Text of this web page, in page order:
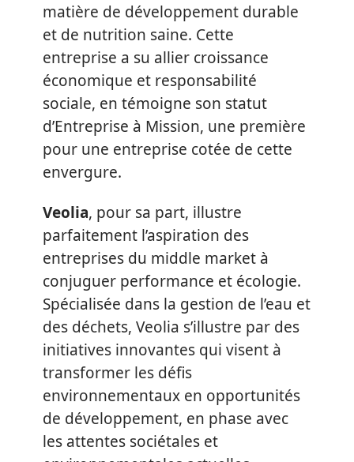
matière de développement durable
et de nutrition saine. Cette
entreprise a su allier croissance
économique et responsabilité
sociale, en témoigne son statut
d’Entreprise à Mission, une première
pour une entreprise cotée de cette
envergure.
Veolia, pour sa part, illustre
parfaitement l’aspiration des
entreprises du middle market à
conjuguer performance et écologie.
Spécialisée dans la gestion de l’eau et
des déchets, Veolia s’illustre par des
initiatives innovantes qui visent à
transformer les défis
environnementaux en opportunités
de développement, en phase avec
les attentes sociétales et